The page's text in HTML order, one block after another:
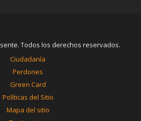
Todos los derechos reservados.
Ciudadanía
Perdones
Green Card
Políticas del Sitio
Mapa del sitio